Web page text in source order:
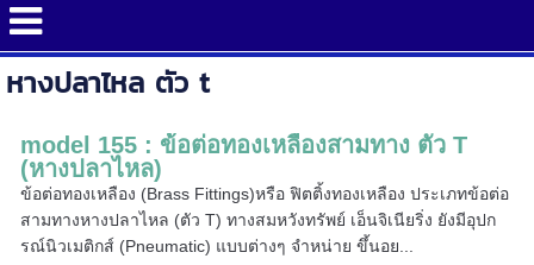
หางปลาไหล ตัว t
model 155 : ข้อต่อทองเหลืองสามทาง ตัว T
(หางปลาไหล)
ข้อต่อทองเหลือง (Brass Fittings)หรือ ฟิตติ้งทองเหลือง ประเภทข้อต่อ
สามทางหางปลาไหล (ตัว T) ทางสมหวังทรัพย์ เอ็นจิเนียริ่ง ยังมีอุปก
รณ์นิวเมติกส์ (Pneumatic) แบบต่างๆ จำหน่าย ขึ้นอย...